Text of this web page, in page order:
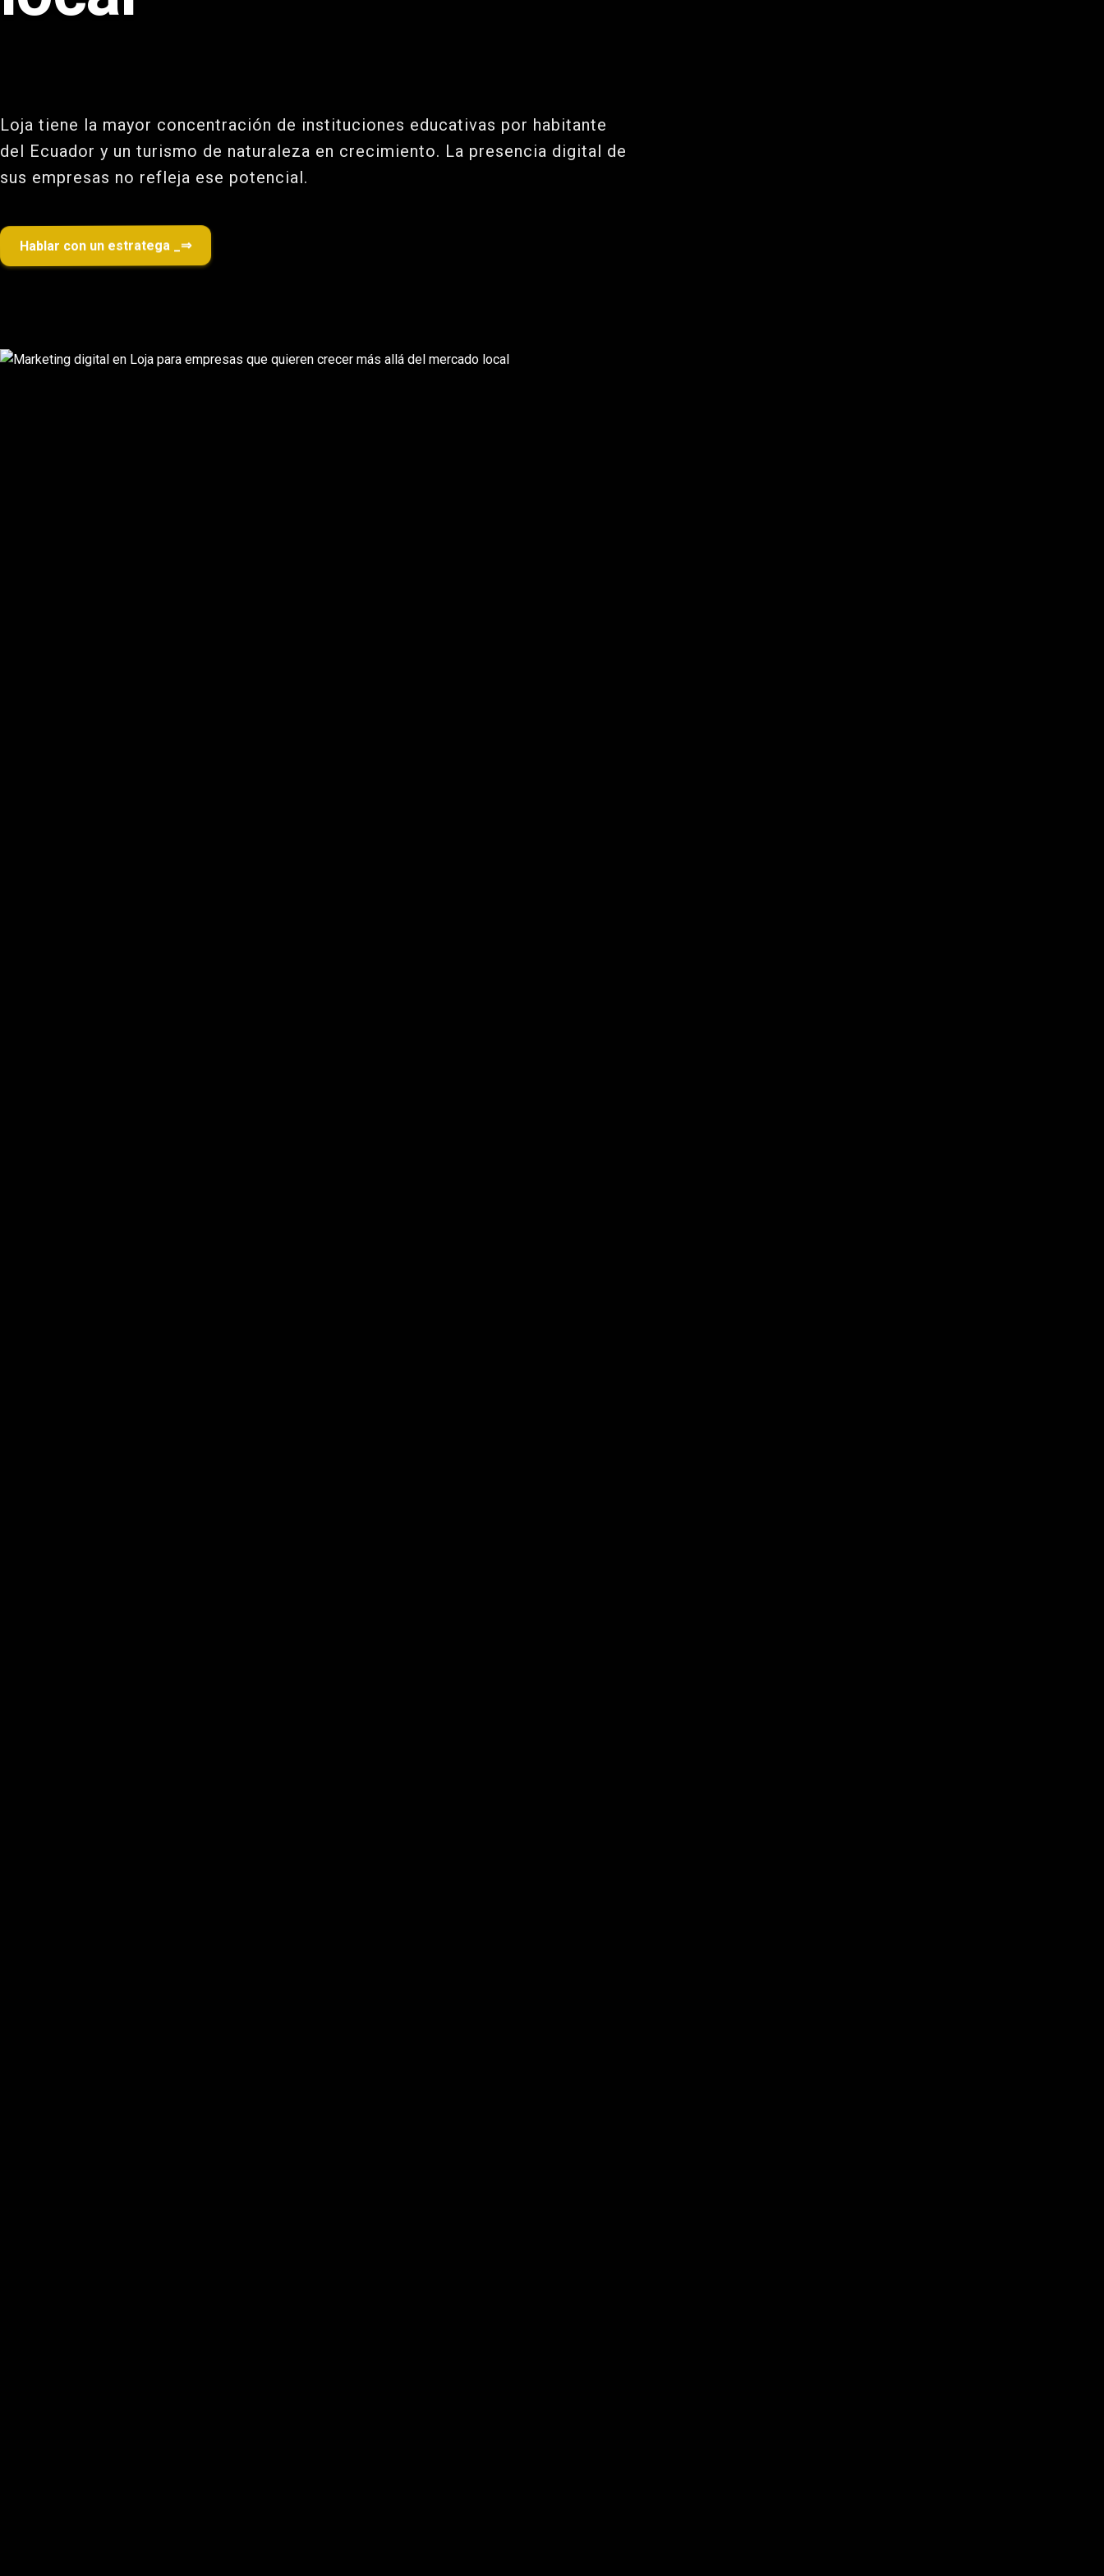
Loja tiene la mayor concentración de instituciones educativas por habitante
del Ecuador y un turismo de naturaleza en crecimiento. La presencia digital de
sus empresas no refleja ese potencial.
Hablar con un estratega ⇒